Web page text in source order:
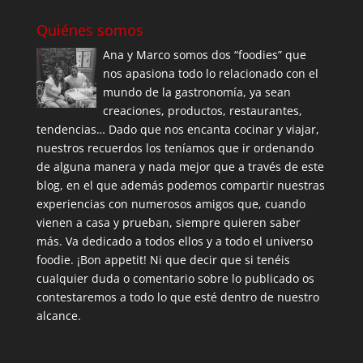
Quiénes somos
Ana y Marco somos dos “foodies” que
nos apasiona todo lo relacionado con el
mundo de la gastronomía, ya sean
creaciones, productos, restaurantes,
tendencias… Dado que nos encanta cocinar y viajar,
nuestros recuerdos los teníamos que ir ordenando
de alguna manera y nada mejor que a través de este
blog, en el que además podemos compartir nuestras
experiencias con numerosos amigos que, cuando
vienen a casa y prueban, siempre quieren saber
más. Va dedicado a todos ellos y a todo el universo
foodie. ¡Bon appetit! Ni que decir que si tenéis
cualquier duda o comentario sobre lo publicado os
contestaremos a todo lo que esté dentro de nuestro
alcance.